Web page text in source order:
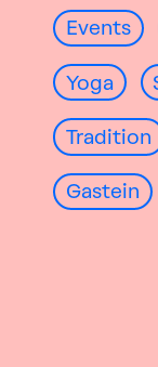
Events
Yoga
Tradition
Gastein